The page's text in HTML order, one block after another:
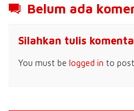
Belum ada
Silahkan tulis
You must be logged in to